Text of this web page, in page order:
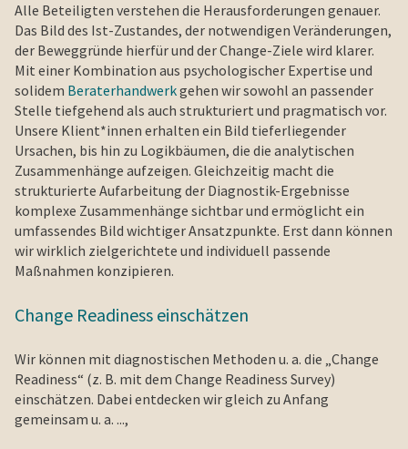
Alle Beteiligten verstehen die Herausforderungen genauer.
Das Bild des Ist-Zustandes, der notwendigen Veränderungen,
der Beweggründe hierfür und der Change-Ziele wird klarer.
Mit einer Kombination aus psychologischer Expertise und
solidem Beraterhandwerkgehen wir sowohl an passender
Stelle tiefgehend als auch strukturiert und pragmatisch vor.
Unsere Klient*innen erhalten ein Bild tieferliegender
Ursachen, bis hin zu Logikbäumen, die die analytischen
Zusammenhänge aufzeigen. Gleichzeitig macht die
strukturierte Aufarbeitung der Diagnostik-Ergebnisse
komplexe Zusammenhänge sichtbar und ermöglicht ein
umfassendes Bild wichtiger Ansatzpunkte. Erst dann können
wir wirklich zielgerichtete und individuell passende
Maßnahmen konzipieren.
Change Readiness einschätzen
Wir können mit diagnostischen Methoden u. a. die „Change
Readiness“ (z. B. mit dem Change Readiness Survey)
einschätzen. Dabei entdecken wir gleich zu Anfang
gemeinsam u. a. ...,